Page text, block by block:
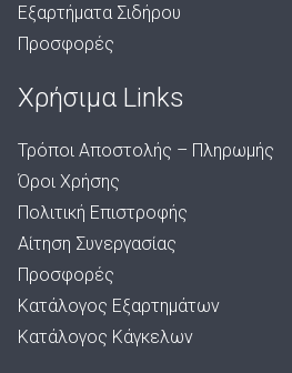
Εξαρτήματα Σιδήρου
Προσφορές
Χρήσιμα Links
Τρόποι Αποστολής – Πληρωμής
Όροι Χρήσης
Πολιτική Επιστροφής
Αίτηση Συνεργασίας
Προσφορές
Κατάλογος Εξαρτημάτων
Κατάλογος Κάγκελων